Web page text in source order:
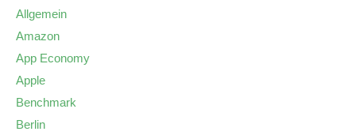
Allgemein
Amazon
App Economy
Apple
Benchmark
Berlin